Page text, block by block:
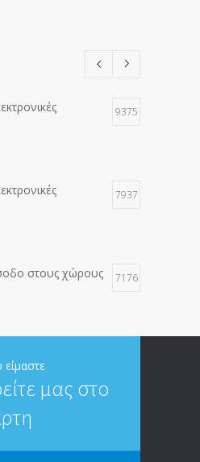
9375
7937
στους χώρους
7176
ΣΥΝΤΑΞΙΟΥΧΟΥΣ
μας στο